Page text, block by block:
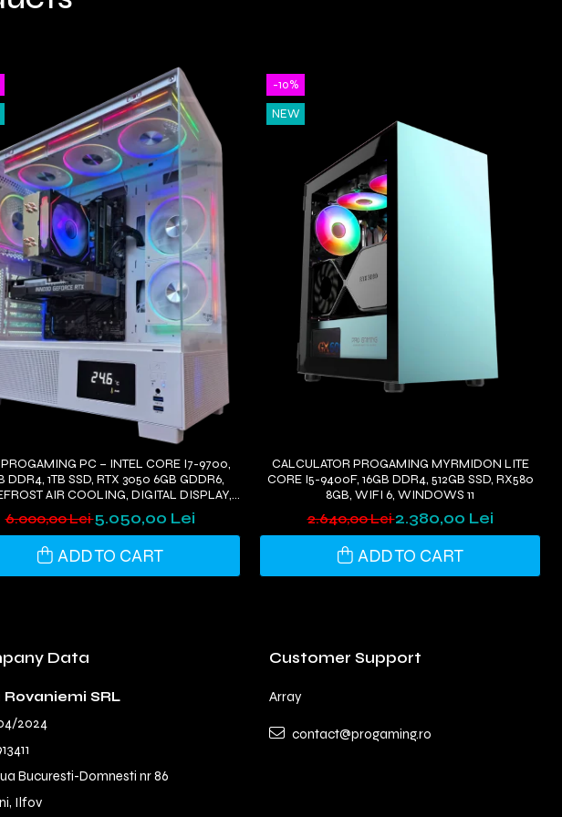
PC – INTEL CORE I7-9700,
DDR4, 1TB SSD, RTX 3050 6GB GDDR6,
AIR COOLING, DIGITAL DISPLAY,
WINDOWS 11
6.000,00 Lei5.050,00 Lei
ADD TO CART
-10%
NEW
CALCULATOR PROGAMING MYRMIDON LITE
CORE I5-9400F, 16GB DDR4, 512GB SSD, RX580
8GB, WIFI 6, WINDOWS 11
2.640,00 Lei2.380,00 Lei
ADD TO CART
Data
Rovaniemi SRL
2024
Bucuresti-Domnesti nr 86
Ilfov
Customer Support
Array
contact@progaming.ro